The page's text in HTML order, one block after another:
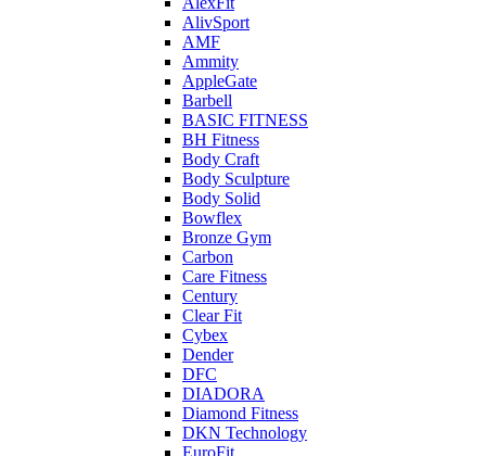
AlivSport
AMF
Ammity
AppleGate
Barbell
BASIC FITNESS
BH Fitness
Body Craft
Body Sculpture
Body Solid
Bowflex
Bronze Gym
Carbon
Care Fitness
Century
Clear Fit
Cybex
Dender
DFC
DIADORA
Diamond Fitness
DKN Technology
EuroFit